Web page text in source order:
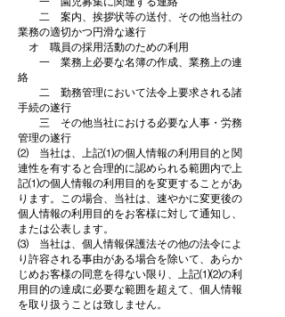
二 案内、挨拶状等の送付、その他当社の
業務の適切かつ円滑な遂行
オ 職員の採用活動のための利用
一 業務上必要な名簿の作成、業務上の連
絡
二 勤務管理において法令上要求される諸
手続の遂行
三 その他当社における必要な人事・労務
管理の遂行
⑵ 当社は、上記⑴の個人情報の利用目的と関
連性を有すると合理的に認められる範囲内で上
記⑴の個人情報の利用目的を変更することがあ
ります。この場合、当社は、速やかに変更後の
個人情報の利用目的をお客様に対して通知し、
または公表します。
⑶ 当社は、個人情報保護法その他の法令によ
り許容される事由がある場合を除いて、あらか
じめお客様の同意を得ない限り、上記⑴⑵の利
用目的の達成に必要な範囲を超えて、個人情報
を取り扱うことは致しません。